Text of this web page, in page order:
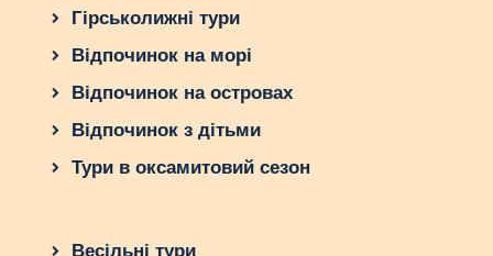
Гірськолижні тури
Відпочинок на морі
Відпочинок на островах
Відпочинок з дітьми
Тури в оксамитовий сезон
Весільні тури